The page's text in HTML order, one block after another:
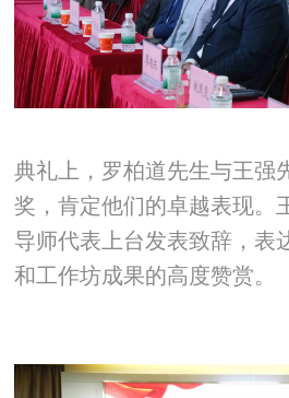
典礼上，罗柏道先生与王强
奖，肯定他们的卓越表现。
导师代表上台发表致辞，表
和工作坊成果的高度赞赏。